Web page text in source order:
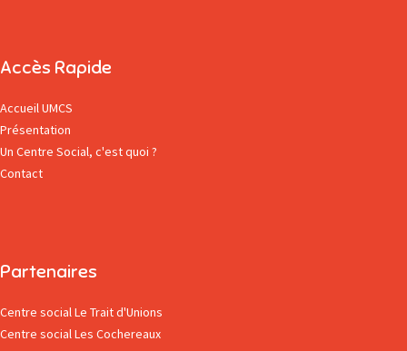
Accès Rapide
Accueil UMCS
Présentation
Un Centre Social, c'est quoi ?
Contact
Partenaires
Centre social Le Trait d'Unions
Centre social Les Cochereaux